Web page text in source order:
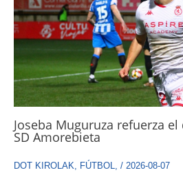
Joseba Muguruza refuerza
SD Amorebieta
DOT KIROLAK FÚTBOL / 2026-08-07